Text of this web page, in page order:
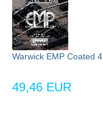
Warwick EMP Coated 4
49,46 EUR